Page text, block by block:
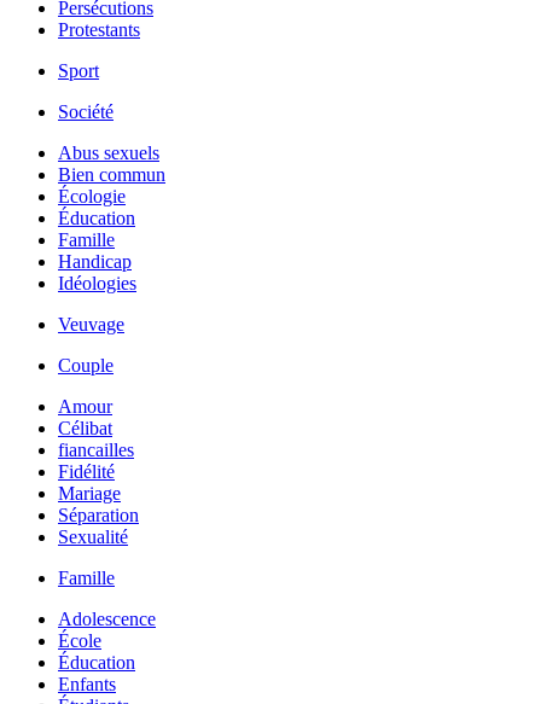
Persécutions
Protestants
Sport
Société
Abus sexuels
Bien commun
Écologie
Éducation
Famille
Handicap
Idéologies
Veuvage
Couple
Amour
Célibat
fiancailles
Fidélité
Mariage
Séparation
Sexualité
Famille
Adolescence
École
Éducation
Enfants